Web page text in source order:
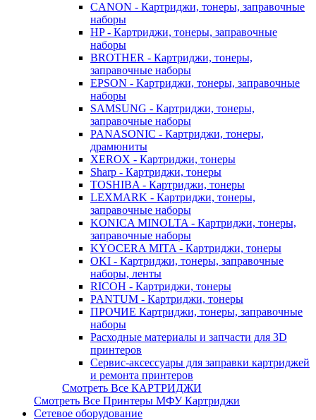
CANON - Картриджи, тонеры, заправочные
наборы
HP - Картриджи, тонеры, заправочные
наборы
BROTHER - Картриджи, тонеры,
заправочные наборы
EPSON - Картриджи, тонеры, заправочные
наборы
SAMSUNG - Картриджи, тонеры,
заправочные наборы
PANASONIC - Картриджи, тонеры,
драмюниты
XEROX - Картриджи, тонеры
Sharp - Картриджи, тонеры
TOSHIBA - Картриджи, тонеры
LEXMARK - Картриджи, тонеры,
заправочные наборы
KONICA MINOLTA - Картриджи, тонеры,
заправочные наборы
KYOCERA MITA - Картриджи, тонеры
OKI - Картриджи, тонеры, заправочные
наборы, ленты
RICOH - Картриджи, тонеры
PANTUM - Картриджи, тонеры
ПРОЧИЕ Картриджи, тонеры, заправочные
наборы
Расходные материалы и запчасти для 3D
принтеров
Сервис-аксессуары для заправки картриджей
и ремонта принтеров
Смотреть Все КАРТРИДЖИ
Смотреть Все Принтеры МФУ Картриджи
Сетевое оборудование